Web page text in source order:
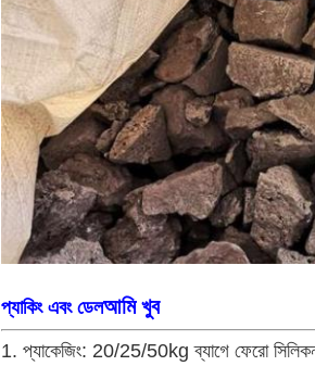
প্যাকিং এবং ডেলআমি খুব
1. প্যাকেজিং: 20/25/50kg ব্যাগে ফেরো সিলিকন